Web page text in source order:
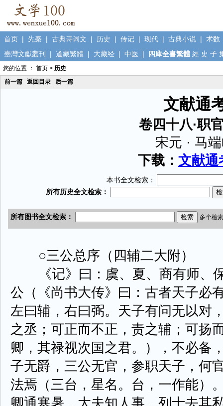
首页 | 先秦 | 古典诗词文 | 历史 | 传记 | 现代 | 古典小说 | 术数
臺灣文獻叢刊
| 道藏繁體 | 大藏经 | 中医 | 四庫全書繁體 經 史 子
您的位置 ： 首页 > 历史
前一篇
返回目录 后一篇
文献通
卷四十八·职
宋元 · 马
下载： 文献
本书全文检索：
○三公总序（四辅二大附）
《记》曰：虞、夏、商有师、
公（《尚书大传》曰：古者天子必
左曰辅，右曰弼。天子有问无以对
之丞；可正而不正，责之辅；可扬
卿，其禄视次国之君。），不必备
子无爵，三公无官，参职天子，何
法焉（三台，星名。台，一作能）
卿通寒暑，大夫知人事，列士去其